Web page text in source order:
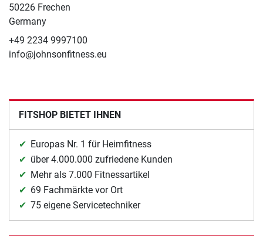
50226 Frechen
Germany
+49 2234 9997100
info@johnsonfitness.eu
FITSHOP BIETET IHNEN
Europas Nr. 1 für Heimfitness
über 4.000.000 zufriedene Kunden
Mehr als 7.000 Fitnessartikel
69 Fachmärkte vor Ort
75 eigene Servicetechniker